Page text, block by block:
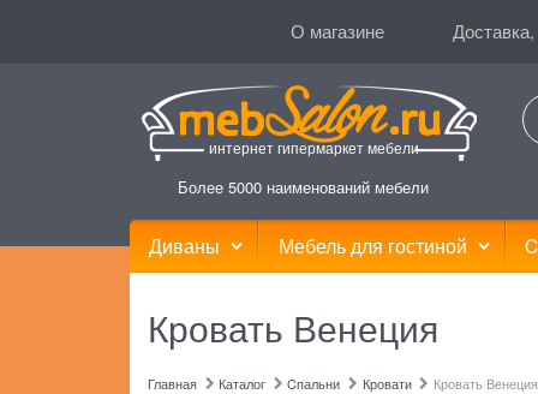
О магазине
интернет гипермаркет мебели
Более 5000 наименований мебели
Диваны Мебель для гостиной
Кровать Венеция
Главная Каталог Cпальни Кровати Кровать Венеция